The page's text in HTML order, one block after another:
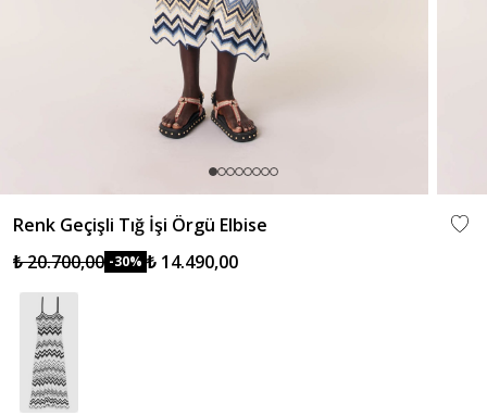
Renk Geçişli Tığ İşi Örgü Elbise
₺ 20.700,00 -30% ₺ 14.490,00